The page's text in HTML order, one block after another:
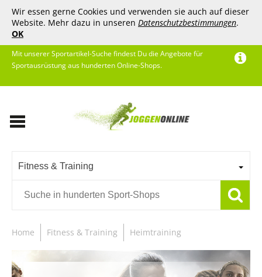
Wir essen gerne Cookies und verwenden sie auch auf dieser
Website. Mehr dazu in unseren Datenschutzbestimmungen.
OK
Mit unserer Sportartikel-Suche findest Du die Angebote für
Sportausrüstung aus hunderten Online-Shops.
Fitness & Training
Home Fitness & Training Heimtraining